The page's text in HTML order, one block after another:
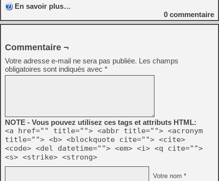
En savoir plus…
0 commentaire
Commentaire ¬
Votre adresse e-mail ne sera pas publiée. Les champs
obligatoires sont indiqués avec *
NOTE - Vous pouvez utilisez ces tags et attributs HTML:
<a href="" title=""> <abbr title=""> <acronym
title=""> <b> <blockquote cite=""> <cite>
<code> <del datetime=""> <em> <i> <q cite="">
<s> <strike> <strong>
Votre nom *